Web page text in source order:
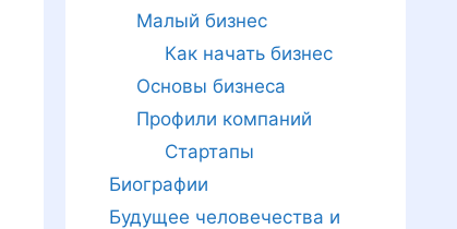
Малый бизнес
Как начать бизнес
Основы бизнеса
Профили компаний
Стартапы
Биографии
Будущее человечества и